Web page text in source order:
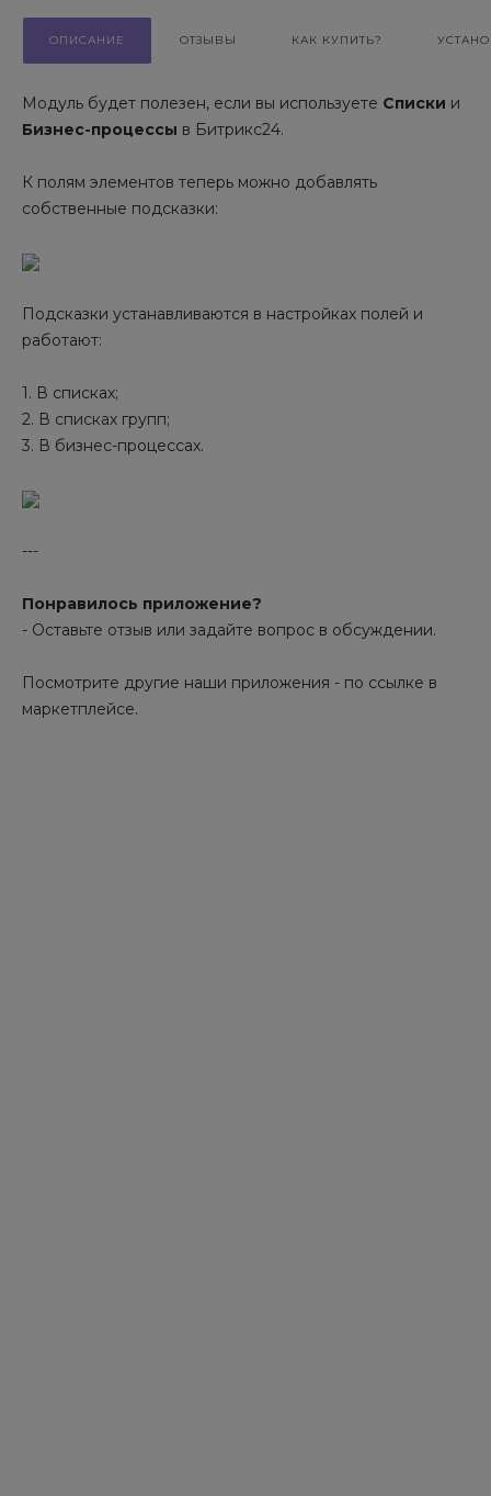
ОПИСАНИЕ ОТЗЫВЫ КАК КУПИТЬ?
Модуль будет полезен, если вы используете Списки и
Бизнес-процессы в Битрикс24.
К полям элементов теперь можно добавлять
собственные подсказки:
Подсказки устанавливаются в настройках полей и
работают:
1. В списках;
2. В списках групп;
3. В бизнес-процессах.
---
Понравилось приложение?
- Оставьте отзыв или задайте вопрос в обсуждении.
Посмотрите другие наши приложения - по ссылке в
маркетплейсе.